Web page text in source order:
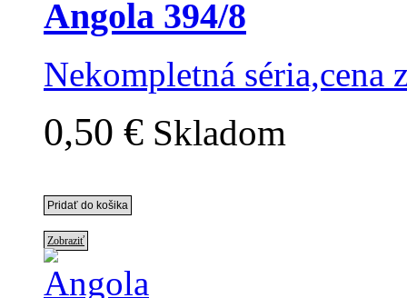
Angola 394/8
Nekompletná séria,cena
0,50 € Skladom
Zobraziť